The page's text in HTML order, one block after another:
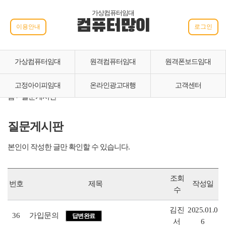
가상컴퓨터임대
컴퓨터많이
이용안내 로그인
가상컴퓨터임대 원격컴퓨터임대 원격폰보드임대
고정아이피임대 온라인광고대행 고객센터
홈 > 질문게시판
질문게시판
본인이 작성한 글만 확인할 수 있습니다.
번호 제목
조회
수
작성일
36 가입문의 답변완료
김진
서
2025.01.0
6